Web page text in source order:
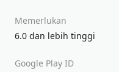
Memerlukan
6.0 dan lebih tinggi
Google Play ID